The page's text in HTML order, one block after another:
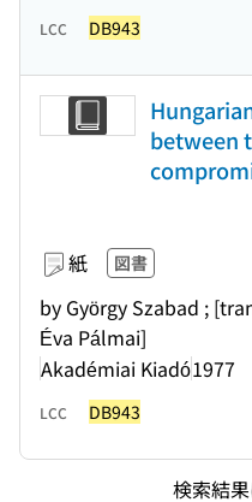
LCC DB943
between
紙 図書
by György Szabad ;
Éva Pálmai]
Akadémiai Kiadó1977
LCC DB943
検索結果